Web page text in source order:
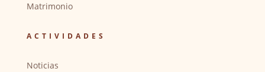
Matrimonio
ACTIVIDADES
Noticias